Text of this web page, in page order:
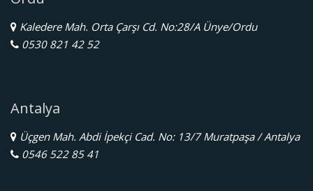
Kaledere Mah. Orta Çarşı Cd. No:28/A Ünye/Ordu
0530 821 42 52
Antalya
Üçgen Mah. Abdi İpekçi Cad. No: 13/7 Muratpaşa / Antalya
0546 522 85 41